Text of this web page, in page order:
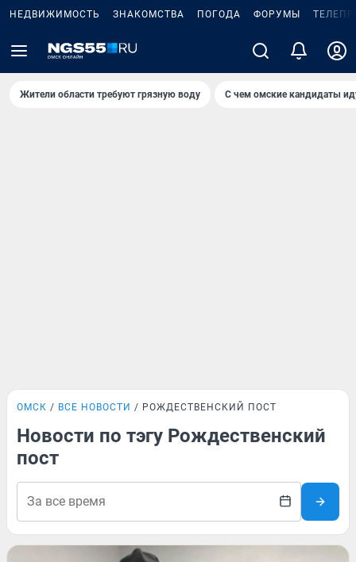
НЕДВИЖИМОСТЬ ЗНАКОМСТВА ПОГОДА ФОРУМЫ
Жители области требуют грязную воду С чем омские кандидаты
ОМСК ВСЕ НОВОСТИ РОЖДЕСТВЕНСКИЙ ПОСТ
Новости по тэгу Рождественский
пост